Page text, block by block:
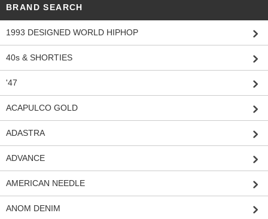
BRAND SEARCH
1993 DESIGNED WORLD HIPHOP
40s & SHORTIES
'47
ACAPULCO GOLD
ADASTRA
ADVANCE
AMERICAN NEEDLE
ANOM DENIM